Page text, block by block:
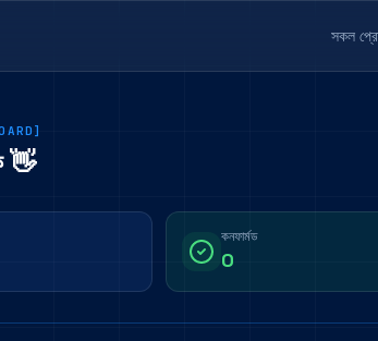
সকল
👋
কনফার্মড
0